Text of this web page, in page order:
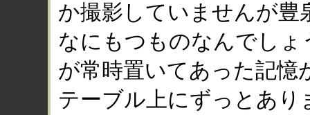
か撮影していませんが豊
なにもつものなんでし
が常時置いてあった記憶
テーブル上にずっとあ